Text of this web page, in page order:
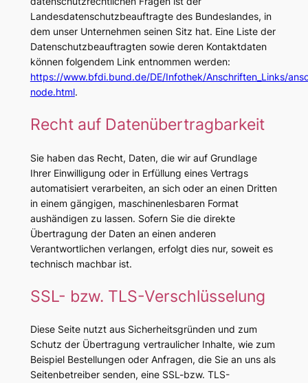
Landesdatenschutzbeauftragte des Bundeslandes, in
dem unser Unternehmen seinen Sitz hat. Eine Liste der
Datenschutzbeauftragten sowie deren Kontaktdaten
können folgendem Link entnommen werden:
https://www.bfdi.bund.de/DE/Infothek/Anschriften_Links/
node.html.
Recht auf Datenübertragbarkeit
Sie haben das Recht, Daten, die wir auf Grundlage
Ihrer Einwilligung oder in Erfüllung eines Vertrags
automatisiert verarbeiten, an sich oder an einen Dritten
in einem gängigen, maschinenlesbaren Format
aushändigen zu lassen. Sofern Sie die direkte
Übertragung der Daten an einen anderen
Verantwortlichen verlangen, erfolgt dies nur, soweit es
technisch machbar ist.
SSL- bzw. TLS-Verschlüsselung
Diese Seite nutzt aus Sicherheitsgründen und zum
Schutz der Übertragung vertraulicher Inhalte, wie zum
Beispiel Bestellungen oder Anfragen, die Sie an uns als
Seitenbetreiber senden, eine SSL-bzw. TLS-